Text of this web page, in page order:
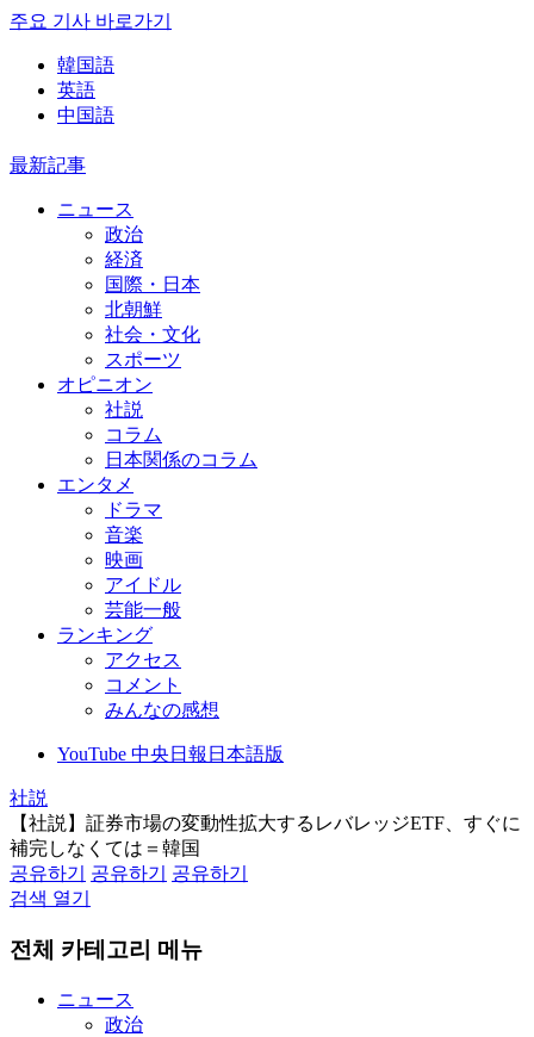
주요 기사 바로가기
韓国語
英語
中国語
最新記事
ニュース
政治
経済
国際・日本
北朝鮮
社会・文化
スポーツ
オピニオン
社説
コラム
日本関係のコラム
エンタメ
ドラマ
音楽
映画
アイドル
芸能一般
ランキング
アクセス
コメント
みんなの感想
YouTube 中央日報日本語版
社説
【社説】証券市場の変動性拡大するレバレッジETF、すぐに
補完しなくては＝韓国
공유하기
공유하기
공유하기
검색 열기
전체 카테고리 메뉴
ニュース
政治